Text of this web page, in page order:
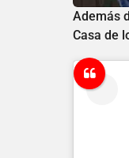
Además
Casa de